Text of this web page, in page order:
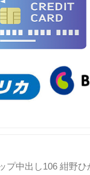
プ中出し106 紺野